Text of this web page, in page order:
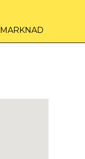
MARKNAD